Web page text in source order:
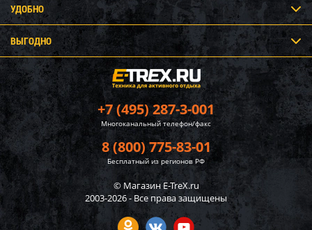
+7 (495) 287-3-001
Многоканальный телефон/факс
8 (800) 775-83-01
Бесплатный из регионов РФ
© Магазин E-TreX.ru
2003-2026 - Все права защищены
УДОБНО
ВЫГОДНО